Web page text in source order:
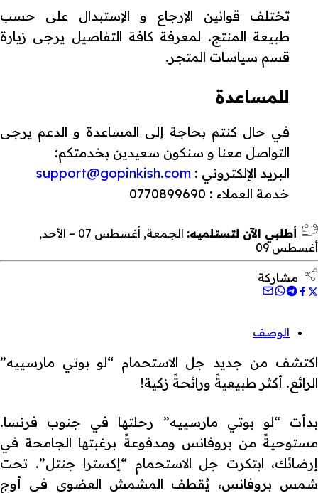
تختلف قوانين الإرجاع و الإستبدال على حسب
طبيعة المنتج. لمعرفة كافة التفاصيل يرجى زيارة
قسم سياسات المتجر.
للمساعدة
في حال كنتم بحاجة إلى المساعدة و الدعم يرجى
التواصل معنا و سنكون سعيدين بخدمتكم:
البريد الإلكتروني : support@gopinkish.com
خدمة العملاء : 0770899690
أطلبي الآن لتستلميه:
الجمعة, أغسطس 07 – الأحد,
أغسطس 09
مشاركة
الوصف
اكتشف من جديد جل الاستحمام “لو بوتي مارسييه”
الرائع. أكثر طبيعيةً ورائحةً زكية!
بدأت “لو بوتي مارسييه” رحلتها في جنوب فرنسا.
مستوحيةً من بروفانس ومدفوعةً برغبتها الجامحة في
إرضائك، ابتكرت جل الاستحمام “إكسترا جنتل”. تحت
شمس بروفانس، يُقطف المشمش العضوي في أوج